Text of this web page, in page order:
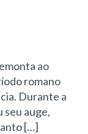
ao
romano
Durante a
seu auge,
[…]